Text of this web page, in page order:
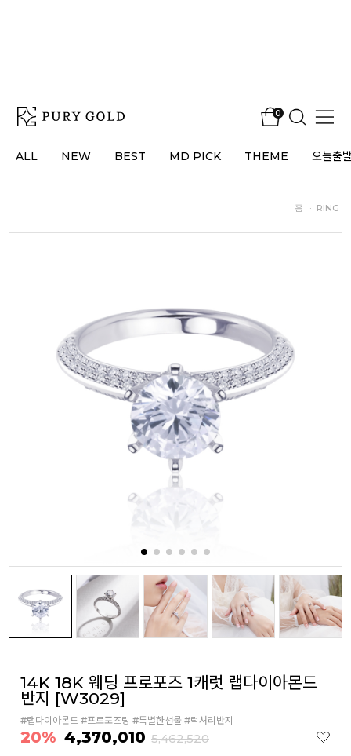
0
ALL NEW BEST MD PICK THEME 오늘출
홈 · RING
14K 18K 웨딩 프로포즈 1캐럿 랩다이아몬드
반지 [W3029]
#랩다이아몬드 #프로포즈링 #특별한선물 #럭셔리반지
20% 4,370,010 5,462,520